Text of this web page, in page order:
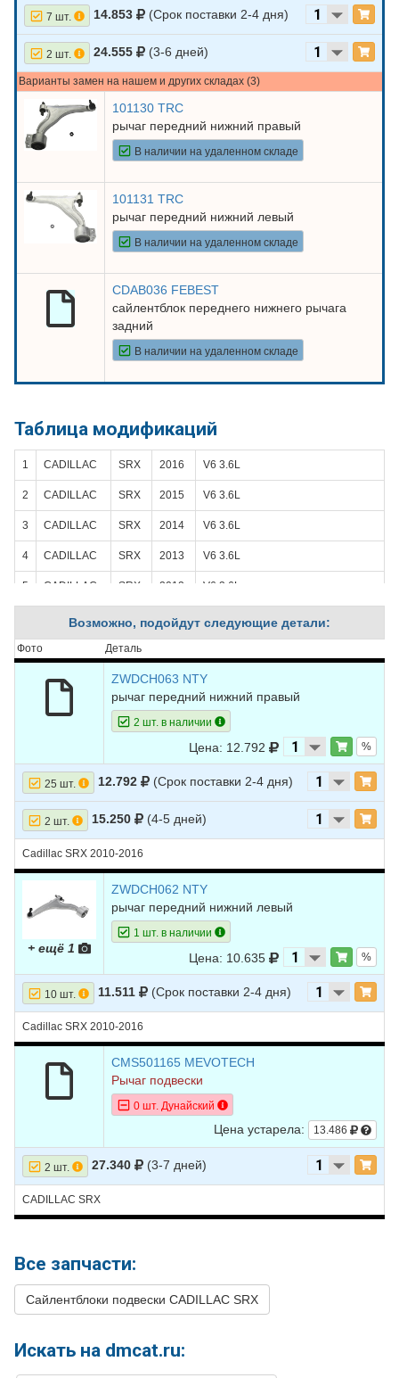
7 шт. 14.853 (Срок поставки 2-4 дня)
2 шт. 24.555 (3-6 дней)
Варианты замен на нашем и других складах (3)
101130 TRC
рычаг передний нижний правый
В наличии на удаленном складе
101131 TRC
рычаг передний нижний левый
В наличии на удаленном складе
CDAB036 FEBEST
сайлентблок переднего нижнего рычага
задний
В наличии на удаленном складе
Таблица модификаций
1 CADILLAC SRX 2016 V6 3.6L
2 CADILLAC SRX 2015 V6 3.6L
3 CADILLAC SRX 2014 V6 3.6L
4 CADILLAC SRX 2013 V6 3.6L
5 CADILLAC SRX 2012 V6 3.6L
CADILLAC 2011
7 SRX
CADILLAC SRX 2010 V6 2.8L TURBO - Turbocharged
SRX 2010 V6 3.0L
Возможно, подойдут следующие детали:
Фото Деталь
ZWDCH063 NTY
рычаг передний нижний правый
2 шт. в наличии
Цена: 12.792 %
25 шт. 12.792 (Срок поставки 2-4 дня)
2 шт. 15.250 (4-5 дней)
Cadillac SRX 2010-2016
+ ещё 1
ZWDCH062 NTY
рычаг передний нижний левый
1 шт. в наличии
Цена: 10.635 %
10 шт. 11.511 (Срок поставки 2-4 дня)
Cadillac SRX 2010-2016
CMS501165 MEVOTECH
Рычаг подвески
0 шт. Дунайский
Цена устарела: 13.486
2 шт. 27.340 (3-7 дней)
CADILLAC SRX
Все запчасти:
Сайлентблоки подвески CADILLAC SRX
Искать на dmcat.ru: